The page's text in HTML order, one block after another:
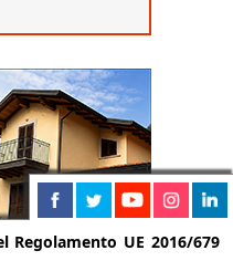
Regolamento UE 2016/679